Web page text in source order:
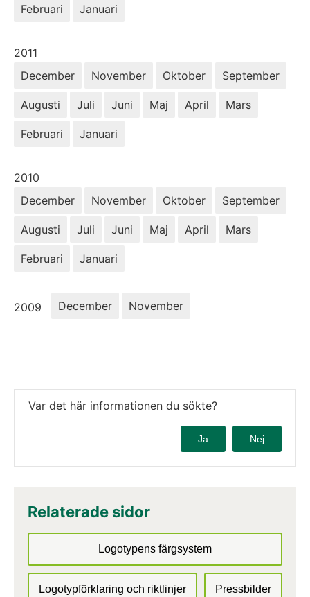
Februari Januari
År:
2011
December
November Oktober September
Augusti Juli Juni Maj April Mars
Februari Januari
År:
2010
December
November Oktober September
Augusti Juli Juni Maj April Mars
Februari Januari
År:
2009 December November
Var det här informationen du sökte?
Ja Nej
Relaterade sidor
Logotypens färgsystem
Logotypförklaring och riktlinjer Pressbilder